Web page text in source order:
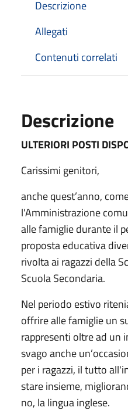
Descrizione
Allegati
Contenuti correlati
Descrizione
ULTERIORI POSTI
Carissimi genitori,
anche quest’anno,
l'Amministrazione
alle famiglie durante il
proposta educativa
rivolta ai ragazzi della
Scuola Secondaria.
Nel periodo estivo
offrire alle famiglie un
rappresenti oltre ad un
svago anche
per i ragazzi, il tutto
stare insieme,
no, la lingua inglese.